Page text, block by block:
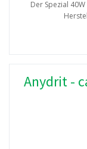
Der Spezial
Anydrit -